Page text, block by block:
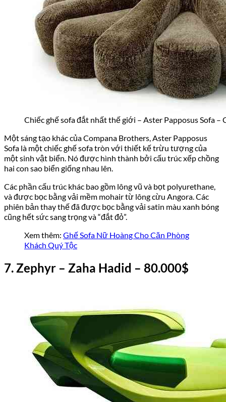
Chiếc ghế sofa đắt nhất thế giới – Aster Papposus Sofa –
Một sáng tạo khác của Compana Brothers, Aster Papposus
Sofa là một chiếc ghế sofa tròn với thiết kế trừu tượng của
một sinh vật biển. Nó được hình thành bởi cấu trúc xếp chồng
hai con sao biển giống nhau lên.
Các phần cấu trúc khác bao gồm lông vũ và bọt polyurethane,
và được bọc bằng vải mềm mohair từ lông cừu Angora. Các
phiên bản thay thế đã được bọc bằng vải satin màu xanh bóng
cũng hết sức sang trọng và “đắt đỏ”.
Xem thêm: Ghế Sofa Nữ Hoàng Cho Căn Phòng
Khách Quý Tộc
7. Zephyr – Zaha Hadid – 80.000$